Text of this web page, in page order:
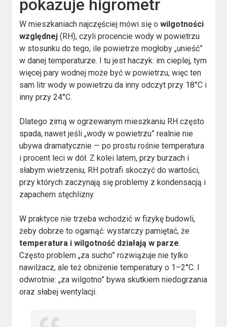
pokazuje higrometr
W mieszkaniach najczęściej mówi się owilgotności
względnej (RH), czyli procencie wody w powietrzu
w stosunku do tego, ile powietrze mogłoby „unieść”
w danej temperaturze. I tu jest haczyk: im cieplej, tym
więcej pary wodnej może być w powietrzu, więc ten
sam litr wody w powietrzu da inny odczyt przy 18°C i
inny przy 24°C.
Dlatego zimą w ogrzewanym mieszkaniu RH często
spada, nawet jeśli „wody w powietrzu” realnie nie
ubywa dramatycznie — po prostu rośnie temperatura
i procent leci w dół. Z kolei latem, przy burzach i
słabym wietrzeniu, RH potrafi skoczyć do wartości,
przy których zaczynają się problemy z kondensacją i
zapachem stęchlizny.
W praktyce nie trzeba wchodzić w fizykę budowli,
żeby dobrze to ogarnąć: wystarczy pamiętać, że
temperatura i wilgotność działają w parze.
Często problem „za sucho” rozwiązuje nie tylko
nawilżacz, ale też obniżenie temperatury o 1–2°C. I
odwrotnie: „za wilgotno” bywa skutkiem niedogrzania
oraz słabej wentylacji.